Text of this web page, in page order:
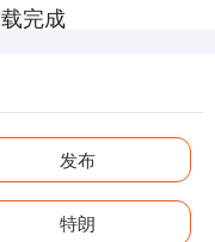
完成
发布
特朗